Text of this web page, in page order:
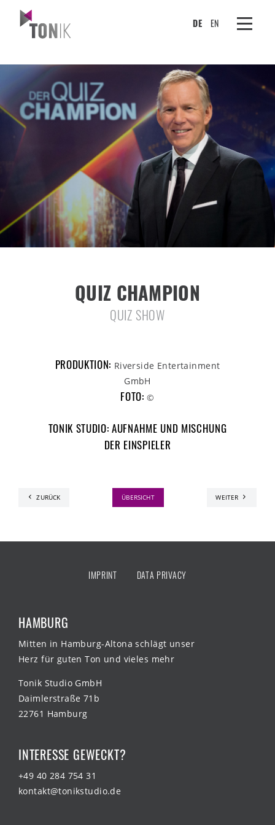
DE EN
QUIZ CHAMPION
QUIZ SHOW
PRODUKTION: Riverside Entertainment
GmbH
FOTO:©
TONIK STUDIO: AUFNAHME UND MISCHUNG
DER EINSPIELER
ZURÜCK ÜBERSICHT WEITER
IMPRINT DATA PRIVACY
HAMBURG
Mitten in Hamburg-Altona schlägt unser
Herz für guten Ton und vieles mehr
Tonik Studio GmbH
Daimlerstraße 71b
22761 Hamburg
INTERESSE GEWECKT?
+49 40 284 754 31
kontakt@tonikstudio.de